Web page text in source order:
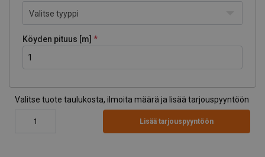
Valitse tyyppi
Köyden pituus [m]
Valitse tuote taulukosta, ilmoita määrä ja lisää tarjouspyyntöön
Lisää tarjouspyyntöön